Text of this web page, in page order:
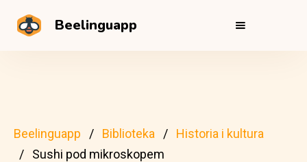
Beelinguapp
Beelinguapp Biblioteka
Historia i kultura
Sushi pod mikroskopem